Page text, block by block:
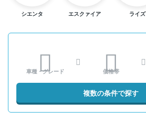
シエンタ エスクァイア ライズ
車種・グレード 価格帯
複数の条件で探す